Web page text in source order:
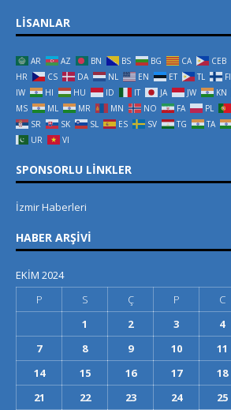
LISANLAR
AR AZ BN BS BG CA CEB
HR
CS DA NL EN ET TL FI
IW
HI HU ID IT JA JW KN
MS
ML MR MN NO FA PL
SR
SK SL ES SV TG TA
UR
VI
SPONSORLU LINKLER
İzmir Haberleri
HABER ARŞIVI
EKIM 2024
P
S Ç P C
1
2 3 4
7
8 9 10 11
14
15 16 17 18
21
22 23 24 25